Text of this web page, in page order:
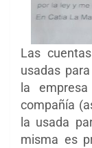
Las
usadas
la
compañía
la usada
misma es